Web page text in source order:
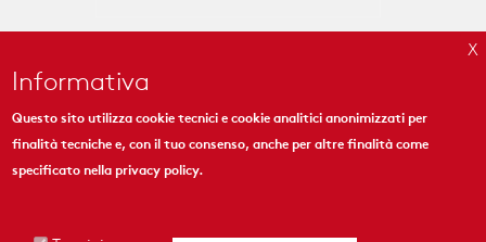
MYMOSAIC
Informativa
Questo sito utilizza cookie tecnici e cookie analitici anonimizzati per
finalità tecniche e, con il tuo consenso, anche per altre finalità come
specificato nella privacy policy.